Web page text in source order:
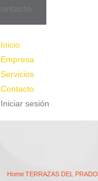
Inicio
Empresa
Servicios
Contacto
Iniciar sesión
HomeTERRAZAS DEL PRADO